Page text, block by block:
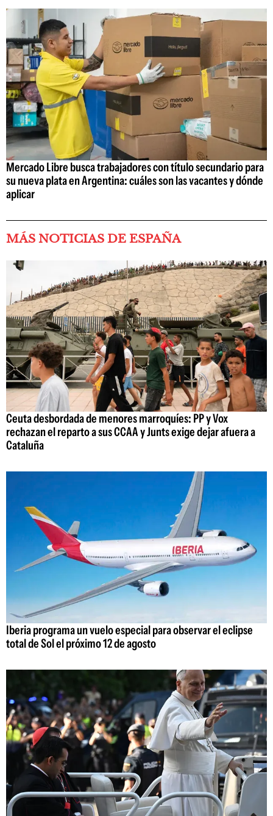
Mercado Libre busca trabajadores con título secundario para
su nueva plata en Argentina: cuáles son las vacantes y dónde
aplicar
MÁS NOTICIAS DE ESPAÑA
Ceuta desbordada de menores marroquíes: PP y Vox
rechazan el reparto a sus CCAA y Junts exige dejar afuera a
Cataluña
Iberia programa un vuelo especial para observar el eclipse
total de Sol el próximo 12 de agosto